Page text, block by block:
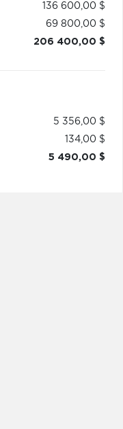
136 600,00 $
69 800,00 $
206 400,00 $
5 356,00 $
134,00 $
5 490,00 $